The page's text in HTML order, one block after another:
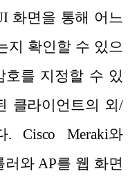
화면을 통해 어느
지 확인할 수 있으
호를 지정할 수 있
클라이언트의 외/
. Cisco Meraki와
러와 AP를 웹 화면